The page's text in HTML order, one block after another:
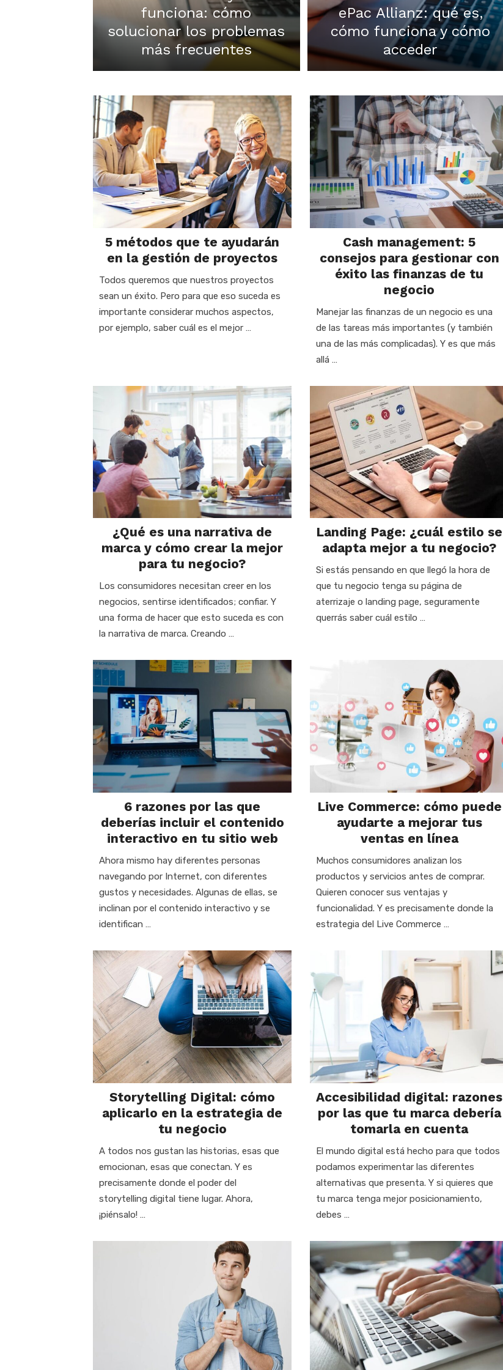
funciona: cómo
solucionar los problemas
más frecuentes
ePac Allianz: qué es,
cómo funciona y cómo
acceder
5 métodos que te ayudarán
en la gestión de proyectos
Todos queremos que nuestros proyectos
sean un éxito. Pero para que eso suceda es
importante considerar muchos aspectos,
por ejemplo, saber cuál es el mejor …
Cash management: 5
consejos para gestionar con
éxito las finanzas de tu
negocio
Manejar las finanzas de un negocio es una
de las tareas más importantes (y también
una de las más complicadas). Y es que más
allá …
¿Qué es una narrativa de
marca y cómo crear la mejor
para tu negocio?
Los consumidores necesitan creer en los
negocios, sentirse identificados; confiar. Y
una forma de hacer que esto suceda es con
la narrativa de marca. Creando …
Landing Page: ¿cuál estilo se
adapta mejor a tu negocio?
Si estás pensando en que llegó la hora de
que tu negocio tenga su página de
aterrizaje o landing page, seguramente
querrás saber cuál estilo …
6 razones por las que
deberías incluir el contenido
interactivo en tu sitio web
Ahora mismo hay diferentes personas
navegando por Internet, con diferentes
gustos y necesidades. Algunas de ellas, se
inclinan por el contenido interactivo y se
identifican …
Live Commerce: cómo puede
ayudarte a mejorar tus
ventas en línea
Muchos consumidores analizan los
productos y servicios antes de comprar.
Quieren conocer sus ventajas y
funcionalidad. Y es precisamente donde la
estrategia del Live Commerce …
Storytelling Digital: cómo
aplicarlo en la estrategia de
tu negocio
A todos nos gustan las historias, esas que
emocionan, esas que conectan. Y es
precisamente donde el poder del
storytelling digital tiene lugar. Ahora,
¡piénsalo! …
Accesibilidad digital: razones
por las que tu marca debería
tomarla en cuenta
El mundo digital está hecho para que todos
podamos experimentar las diferentes
alternativas que presenta. Y si quieres que
tu marca tenga mejor posicionamiento,
debes …